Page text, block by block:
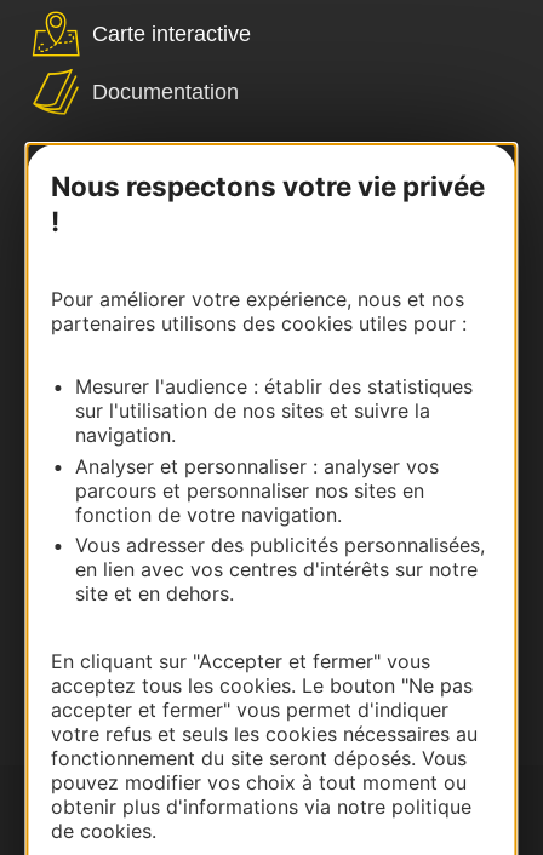
Nous respectons votre vie privée
!
Pour améliorer votre expérience, nous et nos
partenaires utilisons des cookies utiles pour :
Mesurer l'audience : établir des statistiques
sur l'utilisation de nos sites et suivre la
navigation.
Analyser et personnaliser : analyser vos
parcours et personnaliser nos sites en
fonction de votre navigation.
Vous adresser des publicités personnalisées,
en lien avec vos centres d'intérêts sur notre
site et en dehors.
En cliquant sur "Accepter et fermer" vous
acceptez tous les cookies. Le bouton "Ne pas
accepter et fermer" vous permet d'indiquer
votre refus et seuls les cookies nécessaires au
fonctionnement du site seront déposés. Vous
pouvez modifier vos choix à tout moment ou
obtenir plus d'informations via notre politique
de cookies.
Carte interactive
Documentation
Thermalisme
Business/Mice
Pros d'Occitanie
Site presse et d'influence
Voyagistes
Destination Sport
Inscrivez-vous à la lettre d'information
suggestions de séjours, de visites et de sorties.
Je m'abonne